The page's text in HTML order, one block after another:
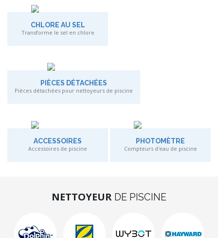
CHLORE AU SEL
Transforme le sel en chlore
PIÈCES DÉTACHÉES
Pièces détachées pour nettoyeurs de piscine
ACCESSOIRES
Accessoires de piscine
PHOTOMÈTRE
Compteurs d'eau de piscine
NETTOYEUR DE PISCINE